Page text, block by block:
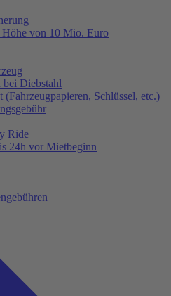
von 10 Mio. Euro
bei Diebstahl
Schlüssel, etc.)
Ride
24h vor Mietbeginn